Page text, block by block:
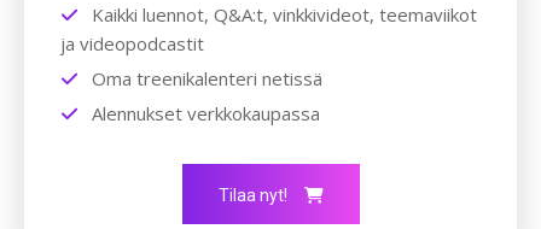
Kaikki luennot, Q&A:t, vinkkivideot, teemaviikot
ja videopodcastit
Oma treenikalenteri netissä
Alennukset verkkokaupassa
Tilaa nyt!